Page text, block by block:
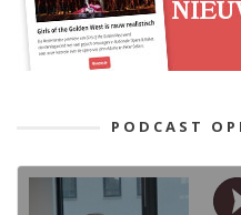
PODCAST